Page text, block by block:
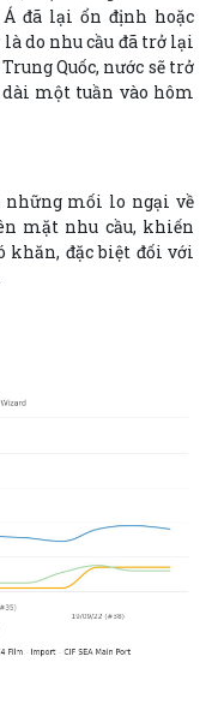
đã lại ổn định hoặc
do nhu cầu đã trở lại
Quốc, nước sẽ trở
một tuần vào hôm
những mối lo ngại về
mặt nhu cầu, khiến
đặc biệt đối với